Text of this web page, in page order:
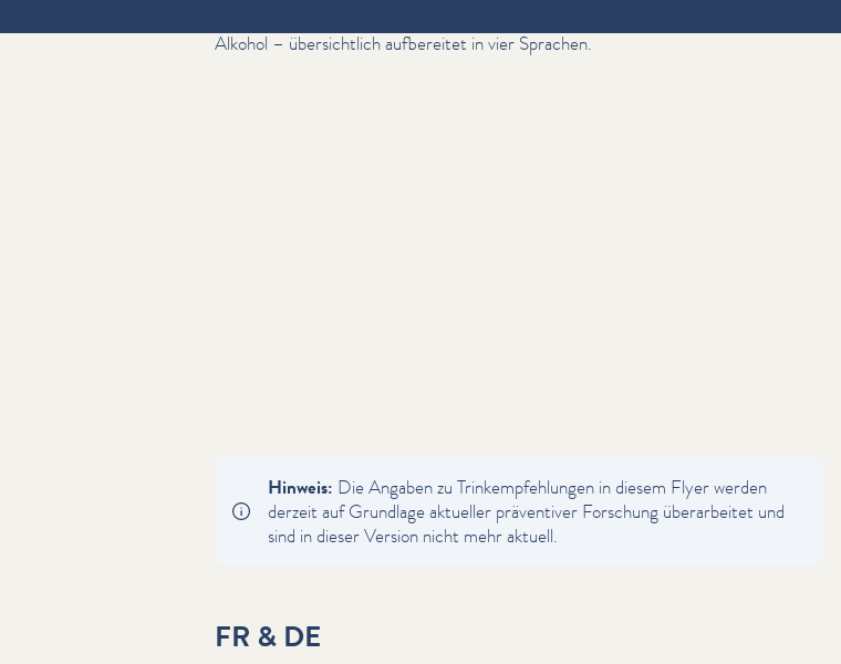
Alkohol – über­sichtlich aufbereitet in vier Sprachen.
Hinweis: Die Angaben zu Trinkempfehlun­gen in diesem Flyer werden
derzeit auf Grundlage aktueller präventiver Forschung über­ar­beit­et und
sind in dieser Version nicht mehr aktuell.
FR & DE